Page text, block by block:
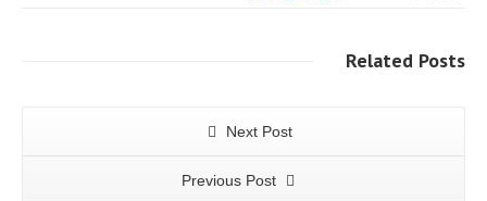
Related Posts
Next Post
Previous Post